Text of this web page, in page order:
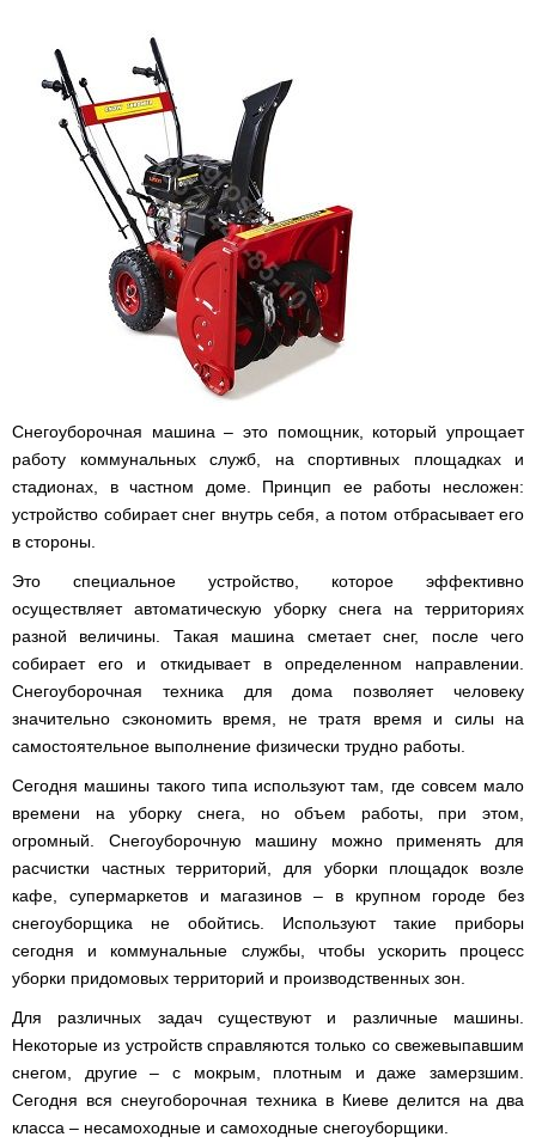
Снегоуборочная машина – это помощник, который упрощает
работу коммунальных служб, на спортивных площадках и
стадионах, в частном доме. Принцип ее работы несложен:
устройство собирает снег внутрь себя, а потом отбрасывает его
в стороны.
Это специальное устройство, которое эффективно
осуществляет автоматическую уборку снега на территориях
разной величины. Такая машина сметает снег, после чего
собирает его и откидывает в определенном направлении.
Снегоуборочная техника для дома позволяет человеку
значительно сэкономить время, не тратя время и силы на
самостоятельное выполнение физически трудно работы.
Сегодня машины такого типа используют там, где совсем мало
времени на уборку снега, но объем работы, при этом,
огромный. Снегоуборочную машину можно применять для
расчистки частных территорий, для уборки площадок возле
кафе, супермаркетов и магазинов – в крупном городе без
снегоуборщика не обойтись. Используют такие приборы
сегодня и коммунальные службы, чтобы ускорить процесс
уборки придомовых территорий и производственных зон.
Для различных задач существуют и различные машины.
Некоторые из устройств справляются только со свежевыпавшим
снегом, другие – с мокрым, плотным и даже замерзшим.
Сегодня вся снеугоборочная техника в Киеве делится на два
класса – несамоходные и самоходные снегоуборщики.